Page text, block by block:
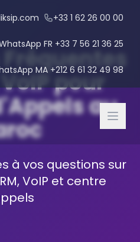
+33 1 62 26 00 00
FR +33 7 56 21 36 25
MA +212 6 61 32 49 98
Fréquentes
pour
au
à vos questions sur
VoIP et centre